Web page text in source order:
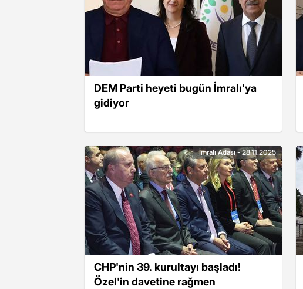
DEM Parti heyeti bugün İmralı'ya
gidiyor
CHP'nin 39. kurultayı başladı!
Özel'in davetine rağmen
İmralı Adası - 28.11.2025